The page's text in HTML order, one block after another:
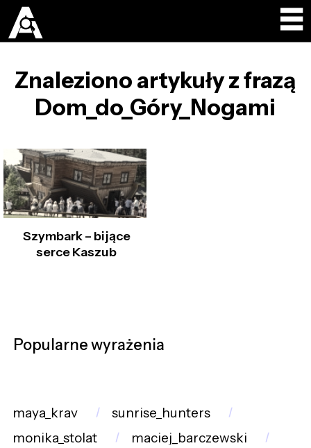
Znaleziono artykuły z frazą
Dom_do_Góry_Nogami
Szymbark – bijące
serce Kaszub
Popularne wyrażenia
maya_krav
sunrise_hunters
monika_stolat
maciej_barczewski